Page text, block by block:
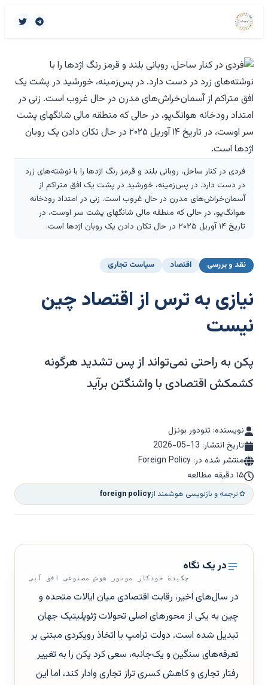
فردی در کنار ساحل، روبانی بلند و قرمز رنگ اژدها را با نوشته‌های زرد
در دست دارد. در پس‌زمینه، خورشید در پشت یک افق متراکم از
آسمان‌خراش‌های مدرن در حال غروب است. زنی در امتداد رودخانه
هوانگ‌پو، در حالی که منطقه مالی شانگهای پشت سر اوست، در
تاریخ ۱۴ آوریل ۲۰۲۵ در حال تکان دادن یک روبان اژدها است.
نقد و بررسی اقتصاد سیاست تجاری
نیازی به ترس از اقتصاد چین
نیست
پکن به راحتی نمی‌تواند از پس تشدید هرگونه
کشمکش اقتصادی با واشنگتن برآید
نویسنده: تئودور بونزل
تاریخ انتشار: 2026-05-13
منتشر شده در: Foreign Policy
۱۵ دقیقه مطالعه
ترجمه و بازنویسی هوشمند ازforeign policy
در یک نگاه
چکیدهٔ خودکار موتور هوش مصنوعی افق آبی
در سال‌های اخیر، رقابت اقتصادی میان ایالات متحده و
چین به یکی از محورهای اصلی تحولات ژئوپلیتیک جهان
تبدیل شده است. دولت ترامپ با اتخاذ رویکردی مبتنی بر
تعرفه‌های سنگین و یک‌جانبه، سعی کرد پکن را به تغییر
رفتار تجاری و کاهش کسری تراز تجاری وادار کند، اما این